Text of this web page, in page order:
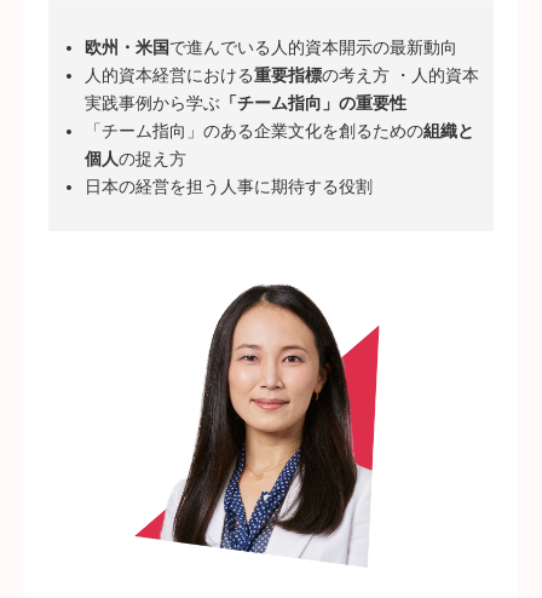
欧州・米国で進んでいる人的資本開示の最新動向
人的資本経営における重要指標の考え方 ・人的資本
実践事例から学ぶ 「チーム指向」の重要性
「チーム指向」のある企業文化を創るための組織と
個人の捉え方
日本の経営を担う人事に期待する役割